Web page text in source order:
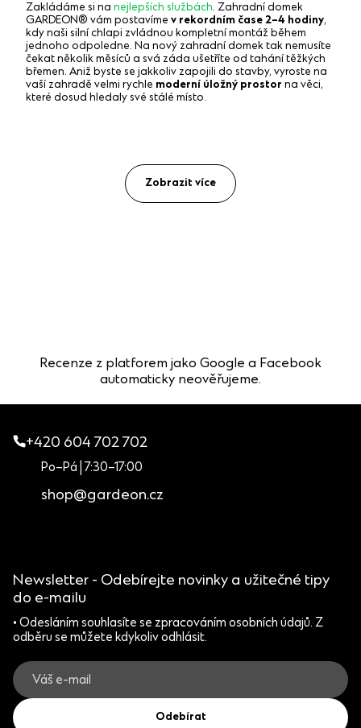
Zakládáme si na nejlepších službách. Zahradní domek
GARDEON® vám postavíme v rekordním čase 2–4 hodiny,
kdy naši silní chlapi zvládnou kompletní montáž během
jednoho odpoledne. Na nový zahradní domek tak nemusíte
čekat několik měsíců a svá záda ušetříte od tahání těžkých
břemen. Aniž byste se jakkoliv zapojili do stavby, vyroste na
vaší zahradě velmi rychle moderní úložný prostor na věci,
které dosud hledaly své stálé místo.
Zobrazit více
Recenze z platforem jako Google a Facebook
automaticky neověřujeme.
+420 604 702 702
Po–Pá | 7:30–17:00
shop@gardeon.cz
Newsletter - Odebírejte novinky a užitečné tipy
do e-mailu
• Odesláním souhlasíte se zpracováním osobních údajů. Z
odběru se můžete kdykoliv odhlásit.
Odebírat